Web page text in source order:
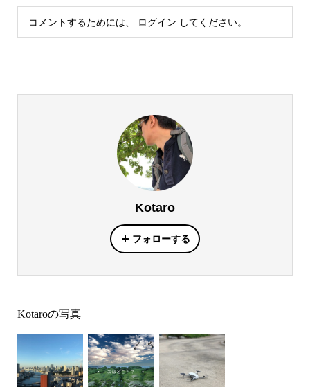
コメントするためには、 ログイン してください。
Kotaro
フォローする
Kotaroの写真